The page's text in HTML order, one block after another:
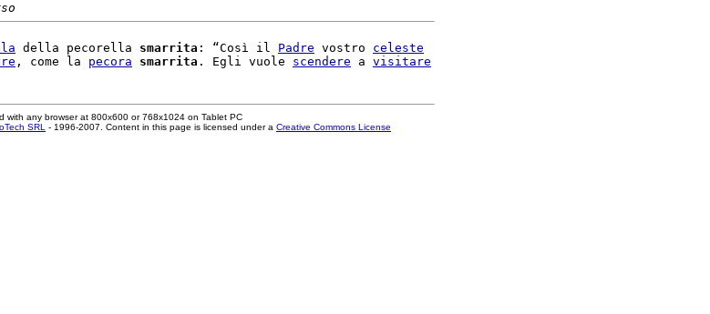
della pecorella smarrita : “Così il Padre vostro celeste
, come la pecora smarrita . Egli vuole scendere a visitare
with any browser at 800x600 or 768x1024 on Tablet PC
SRL - 1996-2007. Content in this page is licensed under a Creative Commons License